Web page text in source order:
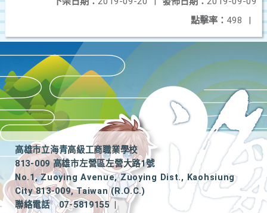
點擊率： 498 |
高雄市立海青高級工商職業學校
813-009 高雄市左營區左營大路1號
No.1, Zuoying Avenue, Zuoying Dist., Kaohsiung
City 813-009, Taiwan (R.O.C.)
聯絡電話
07-5819155
|